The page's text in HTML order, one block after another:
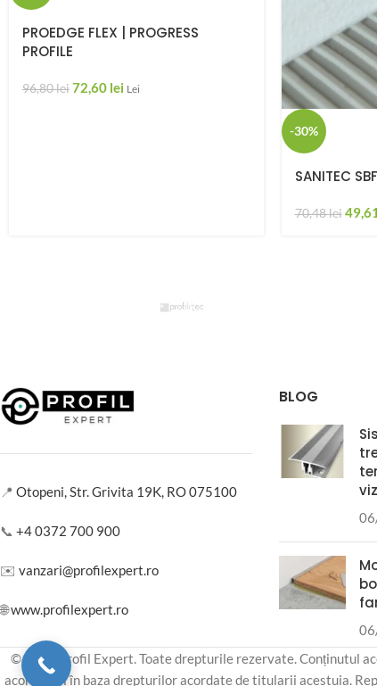
PROEDGE FLEX | PROGRESS
PROFILE
96,80lei72,60 lei Lei
-30%
SANITEC SBF
70,48lei 49,61
📍 Otopeni, Str. Grivita 19K, RO 075100
📞 +4 0372 700 900
✉️ vanzari@profilexpert.ro
🌐www.profilexpert.ro
BLOG
© 2026 Profil Expert. Toate drepturile rezervate. Conținutul
acordul ori în baza drepturilor acordate de titularii acestuia.